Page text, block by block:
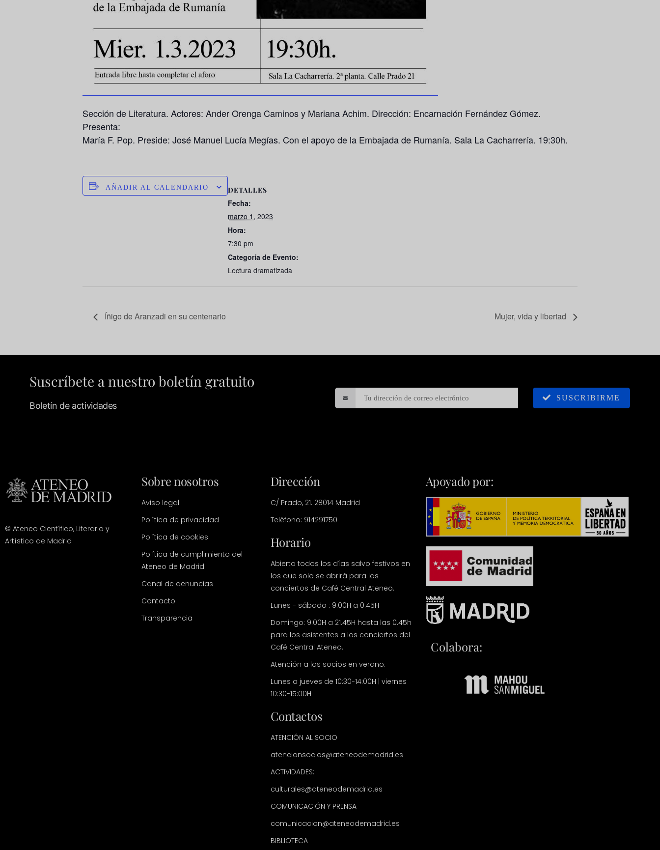
Sección de Literatura. Actores: Ander Orenga Caminos y Mariana Achim. Dirección: Encarnación Fernández Gómez.
Presenta:
María F. Pop. Preside: José Manuel Lucía Megías. Con el apoyo de la Embajada de Rumanía. Sala La Cacharrería. 19:30h.
AÑADIR AL CALENDARIO DETALLES
Fecha:
marzo 1, 2023
Hora:
7:30 pm
Categoría de Evento:
Lectura dramatizada
Íñigo de Aranzadi en su centenario Mujer, vida y libertad
Suscríbete a nuestro boletín gratuito
Boletín de actividades
SUSCRIBIRME
© Ateneo Científico, Literario y
Artístico de Madrid
Sobre nosotros
Aviso legal
Política de privacidad
Política de cookies
Política de cumplimiento del
Ateneo de Madrid
Canal de denuncias
Contacto
Transparencia
Dirección
C/ Prado, 21. 28014 Madrid
Teléfono: 914291750
Horario
Abierto todos los días salvo festivos en
los que solo se abrirá para los
conciertos de Café Central Ateneo.
Lunes - sábado : 9.00H a 0.45H
Domingo: 9.00H a 21.45H hasta las 0.45h
para los asistentes a los conciertos del
Café Central Ateneo.
Atención a los socios en verano:
Lunes a jueves de 10:30-14:00H | viernes
10:30-15:00H
Contactos
ATENCIÓN AL SOCIO
atencionsocios@ateneodemadrid.es
ACTIVIDADES:
culturales@ateneodemadrid.es
COMUNICACIÓN Y PRENSA
comunicacion@ateneodemadrid.es
BIBLIOTECA
Apoyado por:
Colabora: